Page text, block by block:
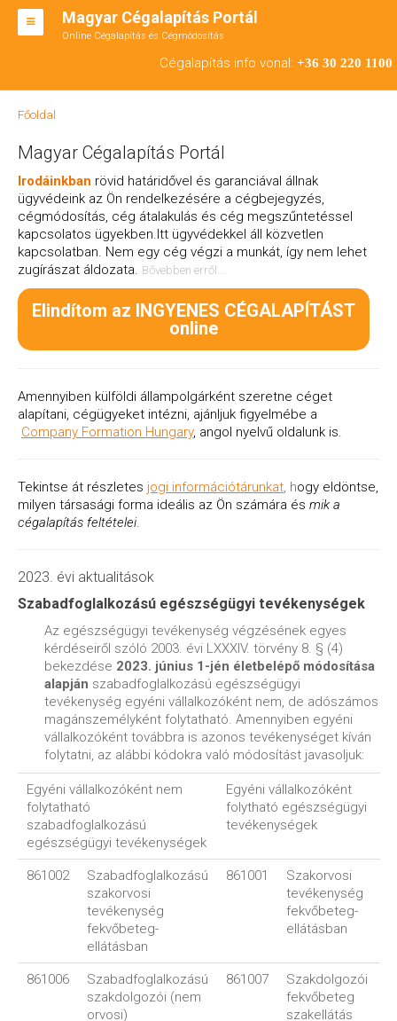
Magyar Cégalapítás Portál
Online Cégalapítás és Cégmódosítás
Cégalapítás info vonal: +36 30 220 1100
BT ALAPÍTÁS
CÉGMÓDOSÍTÁS
ÁTALAKULÁS
TEÁOR SZÁMOK '08
ENGEDÉLYKÖTELES
KAPCSOLAT
IRODÁK
Főoldal
Magyar Cégalapítás Portál
Irodáinkban rövid határidővel és garanciával állnak
ügyvédeink az Ön rendelkezésére a cégbejegyzés,
cégmódosítás, cég átalakulás és cég megszűntetéssel
kapcsolatos ügyekben.Itt ügyvédekkel áll közvetlen
kapcsolatban. Nem egy cég végzi a munkát, így nem lehet
zugírászat áldozata. Bővebben erről...
Elindítom az INGYENES CÉGALAPÍTÁST
online
Amennyiben külföldi állampolgárként szeretne céget
alapítani, cégügyeket intézni, ajánljuk figyelmébe a
Company Formation Hungary, angol nyelvű oldalunk is.
Tekintse át részletes jogi információtárunkat, hogy eldöntse,
milyen társasági forma ideális az Ön számára és mik a
cégalapítás feltételei.
2023. évi aktualitások
Szabadfoglalkozású egészségügyi tevékenységek
Az egészségügyi tevékenység végzésének egyes
kérdéseiről szóló 2003. évi LXXXIV. törvény 8. § (4)
bekezdése 2023. június 1-jén életbelépő módosítása
alapján szabadfoglalkozású egészségügyi
tevékenység egyéni vállalkozóként nem, de adószámos
magánszemélyként folytatható. Amennyiben egyéni
vállalkozóként továbbra is azonos tevékenységet kíván
folytatni, az alábbi kódokra való módosítást javasoljuk:
Egyéni vállalkozóként nem
folytatható
szabadfoglalkozású
egészségügyi tevékenységek
Egyéni vállalkozóként
folytható egészségügyi
tevékenységek
861002
Szabadfoglalkozású
szakorvosi
tevékenység
fekvőbeteg-
ellátásban
861001
Szakorvosi
tevékenység
fekvőbeteg-
ellátásban
861006
Szabadfoglalkozású
szakdolgozói (nem
orvosi)
861007
Szakdolgozói
fekvőbeteg
szakellátás